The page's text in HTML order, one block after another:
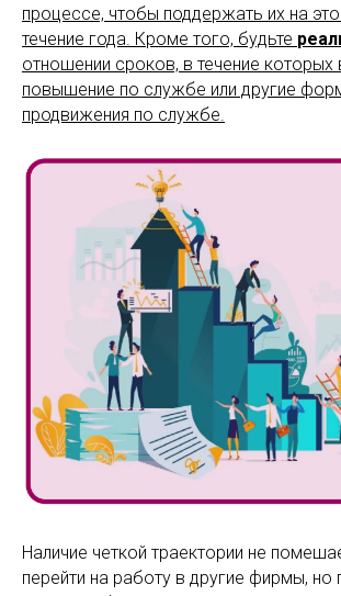
процессе, чтобы поддержать их на
течение года. Кроме того, будьте
отношении сроков, в течение
повышение по службе или другие
продвижения по службе.
Наличие четкой траектории не
перейти на работу в другие фирмы, но